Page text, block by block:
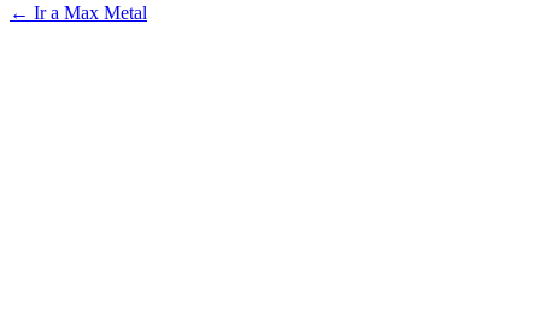
← Ir a Max Metal